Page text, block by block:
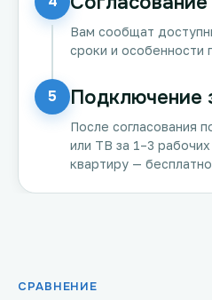
Вам сообщат
сроки и особенности
5 Подключение
После согласования
или ТВ за 1–3
квартиру —
СРАВНЕНИЕ